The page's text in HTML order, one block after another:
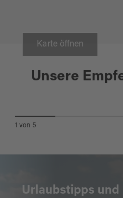
Karte öffnen
Unsere
Grafenwöhr 13.09.2026 -
"FÜR DIE
1 von 5
Urlaubstipps